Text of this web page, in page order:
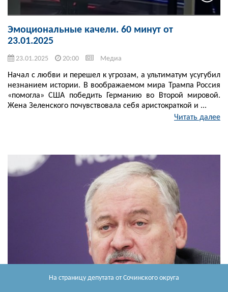
На страницу депутата от Сочинского округа
Эмоциональные качели. 60 минут от
23.01.2025
23.01.2025 20:00 Медиа
Начал с любви и перешел к угрозам, а ультиматум усугубил
незнанием истории. В воображаемом мира Трампа Россия
«помогла» США победить Германию во Второй мировой.
Жена Зеленского почувствовала себя аристократкой и ...
Читать далее